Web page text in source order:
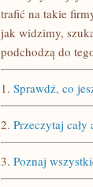
trafić na takie
jak widzimy,
podchodzą do
1. Sprawdź, co
2. Przeczytaj cały
3. Poznaj